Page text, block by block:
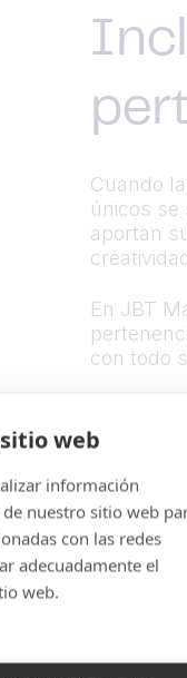
web
información
nuestro sitio web
con las redes
adecuadamente el
web.
Cuando
únicos se
aportan
En JBT
con todo